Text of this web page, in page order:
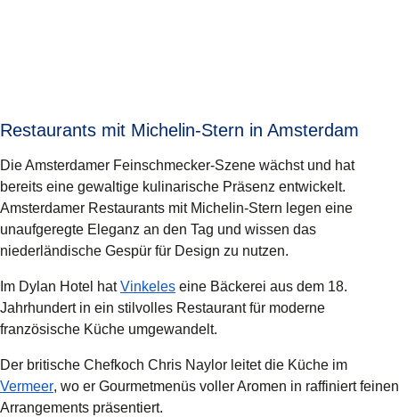
Restaurants mit Michelin-Stern in Amsterdam
Die Amsterdamer Feinschmecker-Szene wächst und hat
bereits eine gewaltige kulinarische Präsenz entwickelt.
Amsterdamer Restaurants mit Michelin-Stern legen eine
unaufgeregte Eleganz an den Tag und wissen das
niederländische Gespür für Design zu nutzen.
Im Dylan Hotel hatVinkeles( Öffnet einen neuen Tab )
eine Bäckerei aus dem 18.
Jahrhundert in ein stilvolles Restaurant für moderne
französische Küche umgewandelt.
Der britische Chefkoch Chris Naylor leitet die Küche im
Vermeer( Öffnet einen neuen Tab)
, wo er Gourmetmenüs voller Aromen in raffiniert feinen
Arrangements präsentiert.